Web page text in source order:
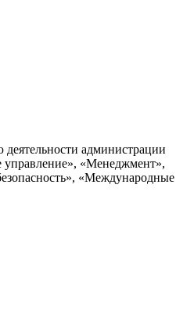
администрации
управление», «Менеджмент»,
«Международные